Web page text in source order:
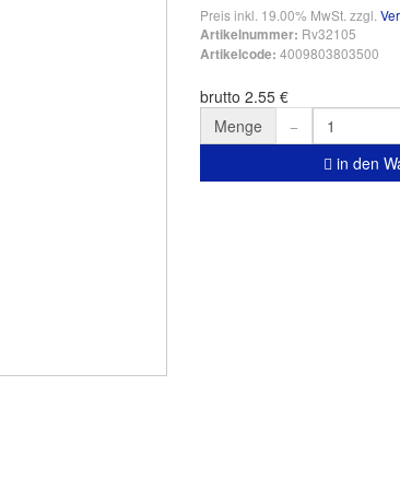
Preis inkl. 19.00% MwSt. zzgl.
Artikelnummer: Rv32105
Artikelcode: 4009803803500
brutto 2.55 €
Menge
in den